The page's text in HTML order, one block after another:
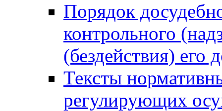
Порядок
контрольного
(бездействия)
Тексты
регулирующих